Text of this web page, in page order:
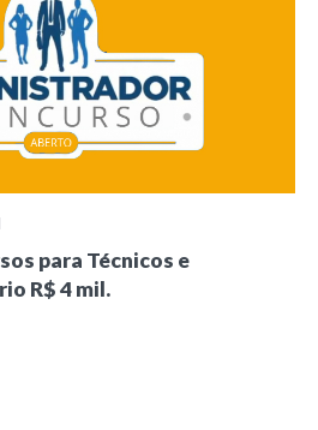
para Técnicos e
R$ 4 mil.